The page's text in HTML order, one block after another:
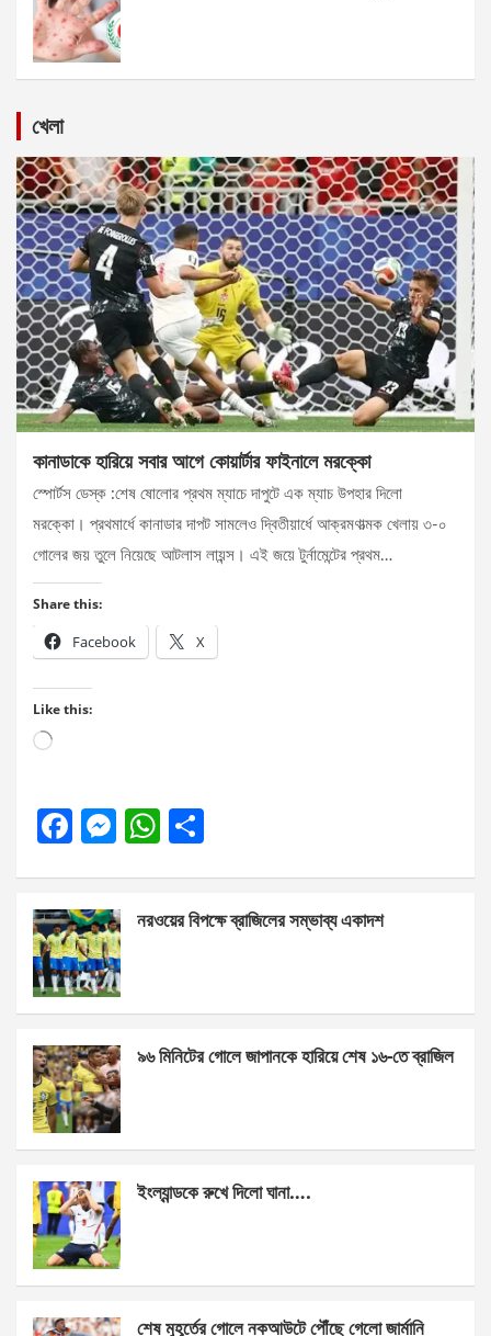
খেলা
কানাডাকে হারিয়ে সবার আগে কোয়ার্টার ফাইনালে মরক্কো
স্পোর্টস ডেস্ক :শেষ ষোলোর প্রথম ম্যাচে দাপুটে এক ম্যাচ উপহার দিলো
মরক্কো। প্রথমার্ধে কানাডার দাপট সামলেও দ্বিতীয়ার্ধে আক্রমণাত্মক খেলায় ৩-০
গোলের জয় তুলে নিয়েছে আটলাস লায়ন্স। এই জয়ে টুর্নামেন্টের প্রথম…
Share this:
Facebook X
Like this:
Loading…
F
b
o
o
k
M
n
g
er
W
s
p
e
নরওয়ের বিপক্ষে ব্রাজিলের সম্ভাব্য একাদশ
৯৬ মিনিটের গোলে জাপানকে হারিয়ে শেষ ১৬-তে ব্রাজিল
ইংল্যান্ডকে রুখে দিলো ঘানা….
শেষ মুহূর্তের গোলে নকআউটে পৌঁছে গেলো জার্মানি